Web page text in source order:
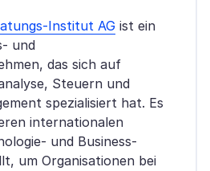
Institut AG ist ein
und
das sich auf
Steuern und
spezialisiert hat. Es
internationalen
und Business-
um Organisationen bei